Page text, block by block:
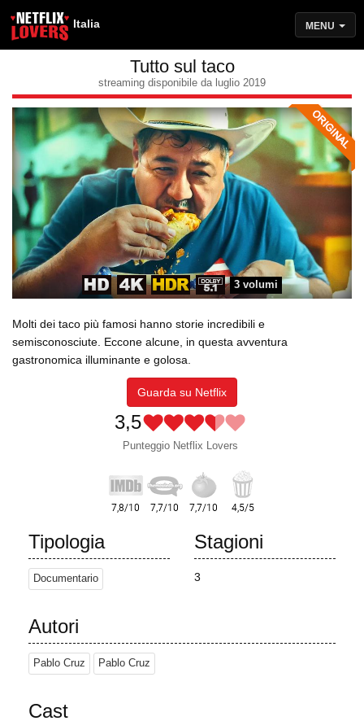
Italia MENU
Tutto sul taco
streaming disponibile da luglio 2019
3 volumi
Molti dei taco più famosi hanno storie incredibili e
semisconosciute. Eccone alcune, in questa avventura
gastronomica illuminante e golosa.
Guarda su Netflix
3,5
Punteggio Netflix Lovers
Tipologia
Documentario
Stagioni
3
Autori
Pablo Cruz Pablo Cruz
Cast